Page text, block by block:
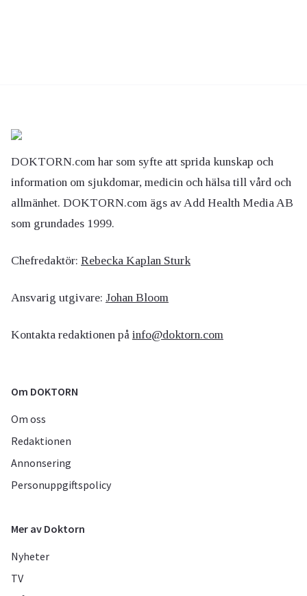
DOKTORN.com har som syfte att sprida kunskap och
information om sjukdomar, medicin och hälsa till vård och
allmänhet. DOKTORN.com ägs av Add Health Media AB
som grundades 1999.
Chefredaktör: Rebecka Kaplan Sturk
Ansvarig utgivare: Johan Bloom
Kontakta redaktionen på info@doktorn.com
Om DOKTORN
Om oss
Redaktionen
Annonsering
Personuppgiftspolicy
Mer av Doktorn
Nyheter
TV